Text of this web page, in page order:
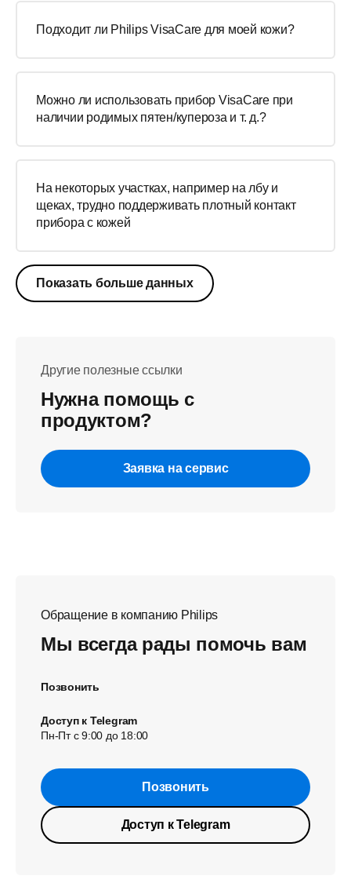
Подходит ли Philips VisaCare для моей кожи?
Можно ли использовать прибор VisaCare при
наличии родимых пятен/купероза и т. д.?
На некоторых участках, например на лбу и
щеках, трудно поддерживать плотный контакт
прибора с кожей
Показать больше данных
Другие полезные ссылки
Нужна помощь с
продуктом?
Заявка на сервис
Обращение в компанию Philips
Мы всегда рады помочь вам
Позвонить
Доступ к Telegram
Пн-Пт с 9:00 до 18:00
Позвонить
Доступ к Telegram